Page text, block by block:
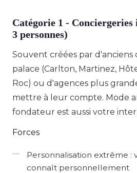
Catégorie 1 - Conciergeries
3 personnes)
Souvent créées par d'anciens
palace (Carlton, Martinez,
Roc) ou d'agences plus
mettre à leur compte. Mode
fondateur est aussi votre
Forces
Personnalisation extrême :
connaît personnellement